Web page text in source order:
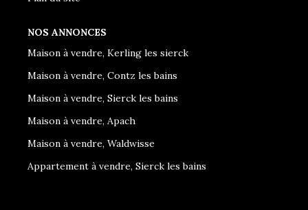
NOS ANNONCES
Maison à vendre, Kerling les sierck
Maison à vendre, Contz les bains
Maison à vendre, Sierck les bains
Maison à vendre, Apach
Maison à vendre, Waldwisse
Appartement à vendre, Sierck les bains